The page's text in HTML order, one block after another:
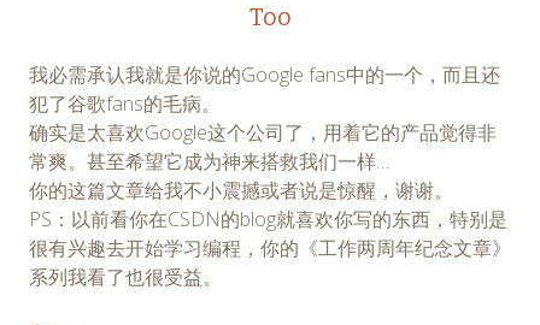
Too
我必需承认我就是你说的Google fans中的一个，而且还
犯了谷歌fans的毛病。
确实是太喜欢Google这个公司了，用着它的产品觉得非
常爽。甚至希望它成为神来搭救我们一样…
你的这篇文章给我不小震撼或者说是惊醒，谢谢。
PS：以前看你在CSDN的blog就喜欢你写的东西，特别是
很有兴趣去开始学习编程，你的《工作两周年纪念文章》
系列我看了也很受益。